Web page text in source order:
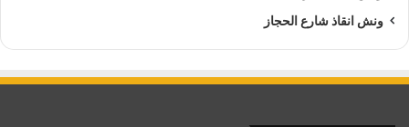
ونش انقاذ شارع الحجاز